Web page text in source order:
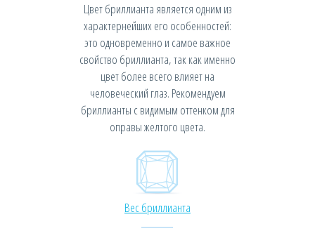
Цвет бриллианта является одним из
характернейших его особенностей:
это одновременно и самое важное
свойство бриллианта, так как именно
цвет более всего влияет на
человеческий глаз. Рекомендуем
бриллианты с видимым оттенком для
оправы желтого цвета.
Вес бриллианта